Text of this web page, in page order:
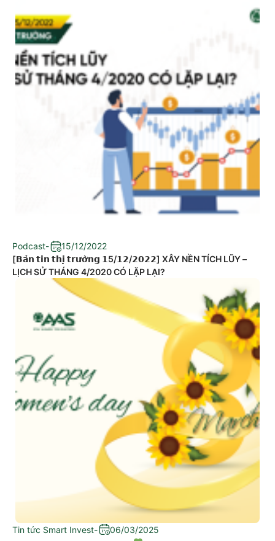
Podcast-
15/12/2022
[𝗕𝗮̉𝗻 𝘁𝗶𝗻 𝘁𝗵𝗶̣ 𝘁𝗿𝘂̛𝗼̛̀𝗻𝗴 𝟭5/𝟭𝟮/𝟮𝟬𝟮𝟮] XÂY NỀN TÍCH LŨY –
LỊCH SỬ THÁNG 4/2020 CÓ LẶP LẠI?
Tin tức Smart Invest- 06/03/2025